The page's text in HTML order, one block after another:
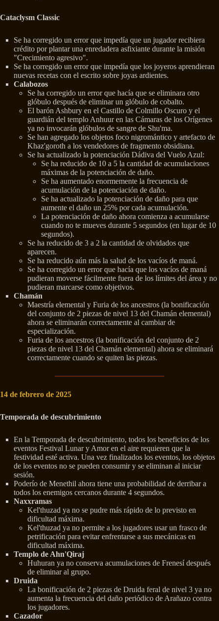
Cataclysm Classic
Se ha corregido un error que impedía que un jugador recibiera
crédito por plantar una enredadera asfixiante durante la misión
"Crecimiento agresivo".
Se ha corregido un error que impedía que los joyeros aprendieran
nuevas recetas con el escrito sobre joyas ardientes.
Calabozos
Se ha corregido un error que hacía que se eliminara otro
glóbulo después de eliminar un glóbulo de cobalto.
El barón Ashbury en el Castillo de Colmillo Oscuro y el
guardián del templo Anhuur en las Cámaras de los Orígenes
ya no invocarán glóbulos de sangre de Shu'ma.
Se han agregado los objetos foco nigromántico y artefacto de
Khaz'goroth a los vendedores de fragmento obsidiana.
Se ha actualizado la potenciación Dádiva del Vuelo Azul:
Se ha reducido de 10 a 5 la cantidad de acumulaciones
máximas de la potenciación de daño.
Se ha aumentado enormemente la frecuencia de
acumulación de la potenciación de daño.
Se ha actualizado la potenciación de daño para que
aumente el daño un 25% por cada acumulación.
La potenciación de daño ahora comienza a acumularse
cuando no te mueves durante 5 segundos (en lugar de 10
segundos).
Se ha reducido de 3 a 2 la cantidad de olvidados que
aparecen.
Se ha reducido aún más la salud de los vacíos de maná.
Se ha corregido un error que hacía que los vacíos de maná
pudieran moverse fácilmente fuera de los límites del área y no
pudieran marcarse como objetivos.
Chamán
Maestría elemental y Furia de los ancestros (la bonificación
del conjunto de 2 piezas de nivel 13 del Chamán elemental)
ahora se eliminarán correctamente al cambiar de
especialización.
Furia de los ancestros (la bonificación del conjunto de 2
piezas de nivel 13 del Chamán elemental) ahora se eliminará
correctamente cuando se quiten las piezas.
14 de febrero de 2025
Temporada de descubrimiento
En la Temporada de descubrimiento, todos los beneficios de los
eventos Festival Lunar y Amor en el aire requieren que la
festividad esté activa. Una vez finalizados los eventos, los objetos
de los eventos no se pueden consumir y se eliminan al iniciar
sesión.
Poderío de Menethil ahora tiene una probabilidad de derribar a
todos los enemigos cercanos durante 4 segundos.
Naxxramas
Kel'thuzad ya no se pudre más rápido de lo previsto en
dificultad máxima.
Kel'thuzad ya no permite a los jugadores usar un frasco de
petrificación para evitar enfrentarse a sus mecánicas en
dificultad máxima.
Templo de Ahn'Qiraj
Huhuran ya no conserva acumulaciones de Frenesí después
de eliminar al grupo.
Druida
La bonificación de 2 piezas de Druida feral de nivel 3 ya no
aumenta la frecuencia del daño periódico de Arañazo contra
los jugadores.
Cazador